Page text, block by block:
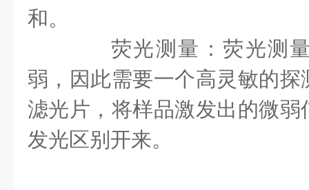
和。
荧光测量：荧光测量
弱，因此需要一个高灵敏的
滤光片，将样品激发出的微
发光区别开来。